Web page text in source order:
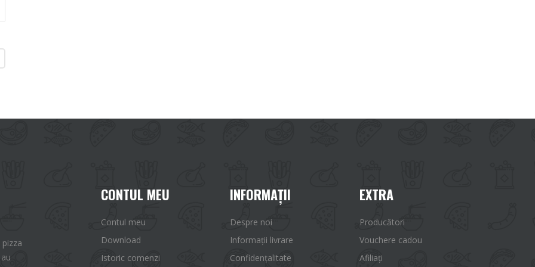
CONTUL MEU
Contul meu
Download
Istoric comenzi
INFORMAŢII
Despre noi
Informații livrare
Confidențalitate
EXTRA
Producători
Vouchere cadou
Afiliaţi